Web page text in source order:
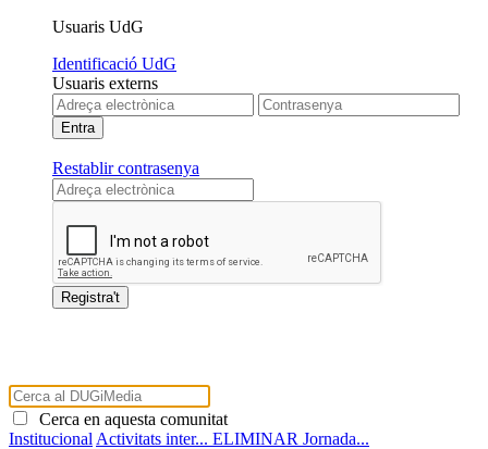
Usuaris UdG
Identificació UdG
Usuaris externs
Restablir contrasenya
Cerca en aquesta comunitat
Institucional Activitats inter... ELIMINAR Jornada...